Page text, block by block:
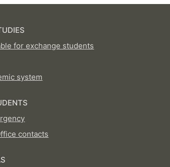
for exchange students
system
contacts